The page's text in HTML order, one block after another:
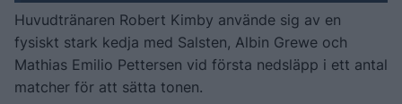
Huvudtränaren Robert Kimby använde sig av en
fysiskt stark kedja med Salsten, Albin Grewe och
Mathias Emilio Pettersen vid första nedsläpp i ett antal
matcher för att sätta tonen.